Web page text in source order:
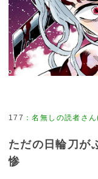
177 ：名無しの読者さ
ただの日輪刀が
惨